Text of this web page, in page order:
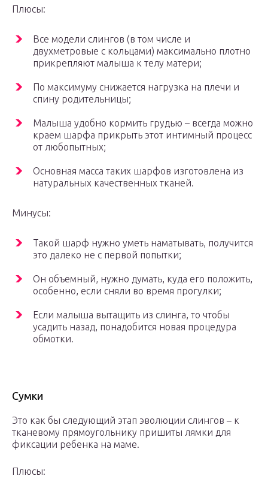
Плюсы:
Все модели слингов (в том числе и
двухметровые с кольцами) максимально плотно
прикрепляют малыша к телу матери;
По максимуму снижается нагрузка на плечи и
спину родительницы;
Малыша удобно кормить грудью – всегда можно
краем шарфа прикрыть этот интимный процесс
от любопытных;
Основная масса таких шарфов изготовлена из
натуральных качественных тканей.
Минусы:
Такой шарф нужно уметь наматывать, получится
это далеко не с первой попытки;
Он объемный, нужно думать, куда его положить,
особенно, если сняли во время прогулки;
Если малыша вытащить из слинга, то чтобы
усадить назад, понадобится новая процедура
обмотки.
Сумки
Это как бы следующий этап эволюции слингов – к
тканевому прямоугольнику пришиты лямки для
фиксации ребенка на маме.
Плюсы: